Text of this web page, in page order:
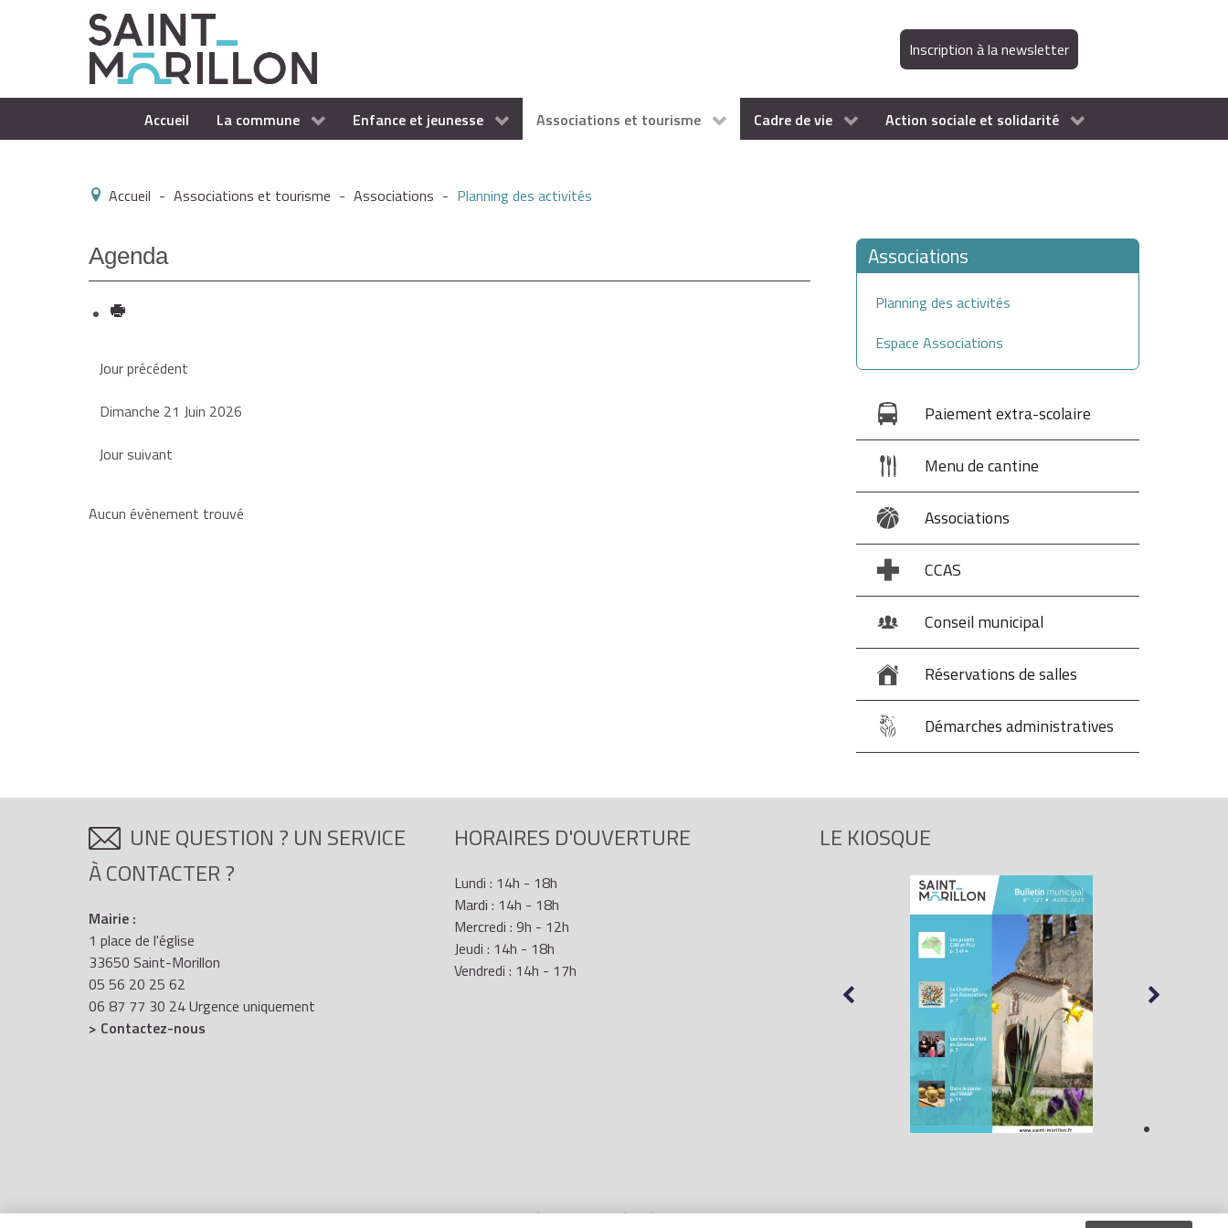
Inscription à la newsletter
Accueil La commune Enfance et jeunesse Associations et tourisme Cadre de vie Action sociale et solidarité
Accueil - Associations et tourisme - Associations - Planning des activités
Agenda
Jour précédent
Dimanche 21 Juin 2026
Jour suivant
Aucun évènement trouvé
Associations
Planning des activités
Espace Associations
Paiement extra-scolaire
Menu de cantine
Associations
CCAS
Conseil municipal
Réservations de salles
Démarches administratives
UNE QUESTION ? UN SERVICE
À CONTACTER ?
Mairie :
1 place de l'église
33650 Saint-Morillon
05 56 20 25 62
06 87 77 30 24 Urgence uniquement
> Contactez-nous
HORAIRES D'OUVERTURE
Lundi : 14h - 18h
Mardi : 14h - 18h
Mercredi : 9h - 12h
Jeudi : 14h - 18h
Vendredi : 14h - 17h
LE KIOSQUE
Mentions Légales- Site réalisé parLR Marketing